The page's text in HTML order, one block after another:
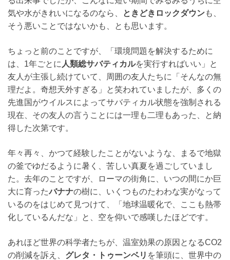
気や水がきれいになるのなら、
ときどきロックダウンも、
そう悪いことではないかも、とも思います。
ちょっと前のことですが、「環境問題を解決するために
は、1年ごとに 人類総サバティカルを実行すればいい」と
友人が主張し続けていて、周囲の友人たちに「そんなの無
理だよ。奇想天外すぎる」と笑われていましたが、多くの
先進国がウイルスによってサバティカル状態を強制される
現在、その友人の言うことには一理も二理もあった、と納
得した次第です。
年々再々、かつて経験したことがないような、まるで地獄
の釜でゆだるように暑く、苦しい真夏を過ごしていまし
た。去年のことですが、ローマの街角に、いつの間にか巨
大に育ったバナナの樹に、いくつものたわわな実がなって
いるのをはじめて見つけて、「地球温暖化で、ここも熱帯
化しているんだな」と、空を仰いで感嘆したほどです。
あれほど世界の科学者たちが、温室効果の原因となるCO2
の削減を訴え、 グレタ・トゥーンベリ を筆頭に、世界中の